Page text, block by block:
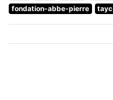
fondation-abbe-pierre
tayc